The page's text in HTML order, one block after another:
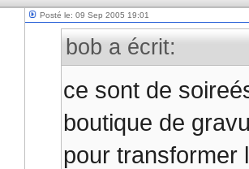
Posté le: 09 Sep 2005 19:01
bob a écrit:
ce sont de
boutique de
pour transformer